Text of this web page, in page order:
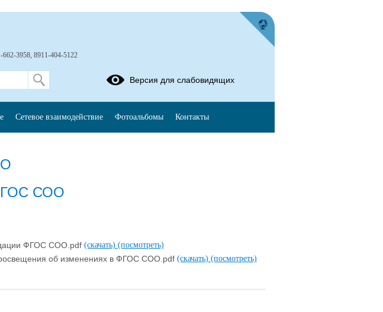
СОО
ФГОС СОО.pdf (скачать) (посмотреть)
об изменениях в ФГОС СОО.pdf (скачать) (посмотреть)
662-3958, 8911-404-5122
Версия для слабовидящих
Сетевое взаимодействие Фотоальбомы Контакты